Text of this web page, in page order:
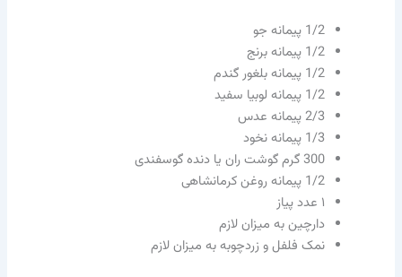
1/2 پیمانه جو
1/2 پیمانه برنج
1/2 پیمانه بلغور گندم
1/2 پیمانه لوبیا سفید
2/3 پیمانه عدس
1/3 پیمانه نخود
300 گرم گوشت ران یا دنده گوسفندی
1/2 پیمانه روغن کرمانشاهی
۱ عدد پیاز
دارچین به میزان لازم
نمک فلفل و زردچوبه به میزان لازم